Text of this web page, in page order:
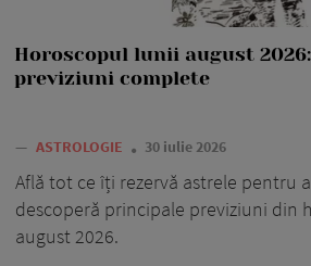
Horoscopul lunii august 2026:
previziuni complete
— ASTROLOGIE 30 iulie 2026
Află tot ce îți rezervă astrele pentru
descoperă principale previziuni din
august 2026.